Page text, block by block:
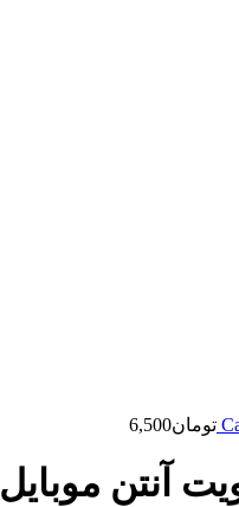
تومان6,500
آنتن موبایل